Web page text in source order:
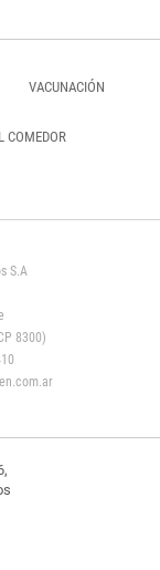
VACUNACIÓN
COMEDOR
S.A
8300)